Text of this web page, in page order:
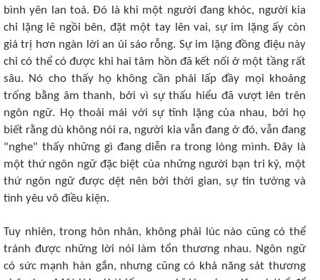
bình yên lan toả. Đó là khi một người đang khóc, người kia
chỉ lặng lẽ ngồi bên, đặt một tay lên vai, sự im lặng ấy còn
giá trị hơn ngàn lời an ủi sáo rỗng. Sự im lặng đồng điệu này
chỉ có thể có được khi hai tâm hồn đã kết nối ở một tầng rất
sâu. Nó cho thấy họ không cần phải lấp đầy mọi khoảng
trống bằng âm thanh, bởi vì sự thấu hiểu đã vượt lên trên
ngôn ngữ. Họ thoải mái với sự tĩnh lặng của nhau, bởi họ
biết rằng dù không nói ra, người kia vẫn đang ở đó, vẫn đang
"nghe" thấy những gì đang diễn ra trong lòng mình. Đây là
một thứ ngôn ngữ đặc biệt của những người bạn tri kỷ, một
thứ ngôn ngữ được dệt nên bởi thời gian, sự tin tưởng và
tình yêu vô điều kiện.
Tuy nhiên, trong hôn nhân, không phải lúc nào cũng có thể
tránh được những lời nói làm tổn thương nhau. Ngôn ngữ
có sức mạnh hàn gắn, nhưng cũng có khả năng sát thương